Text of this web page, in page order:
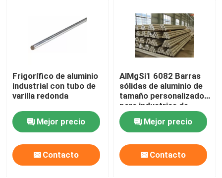
Frigorífico de aluminio
industrial con tubo de
varilla redonda
Mejor precio
Contacto
AlMgSi1 6082 Barras
sólidas de aluminio de
tamaño personalizado
para industrias de
ingeniería estructural
Mejor precio
Contacto